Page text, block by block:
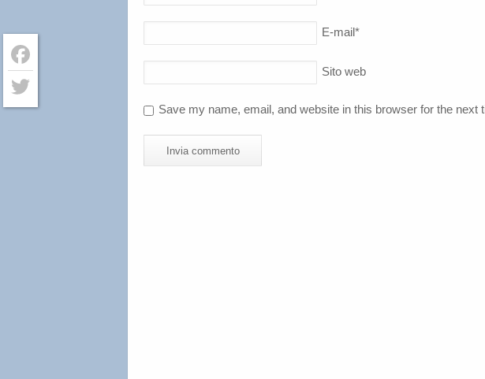
E-mail*
Sito web
Save my name, email, and website in this browser for the next
Facebook
Twitter